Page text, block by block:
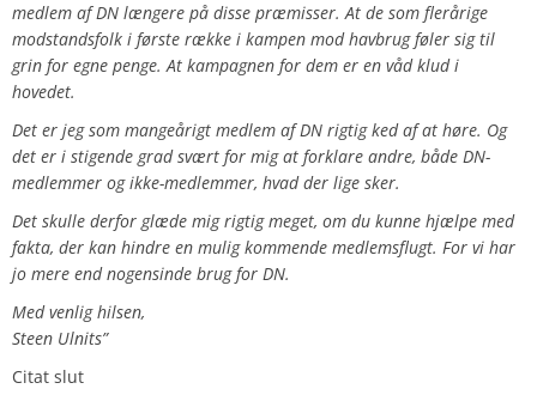
medlem af DN længere på disse præmisser. At de som flerårige
modstandsfolk i første række i kampen mod havbrug føler sig til
grin for egne penge. At kampagnen for dem er en våd klud i
hovedet.
Det er jeg som mangeårigt medlem af DN rigtig ked af at høre. Og
det er i stigende grad svært for mig at forklare andre, både DN-
medlemmer og ikke-medlemmer, hvad der lige sker.
Det skulle derfor glæde mig rigtig meget, om du kunne hjælpe med
fakta, der kan hindre en mulig kommende medlemsflugt. For vi har
jo mere end nogensinde brug for DN.
Med venlig hilsen,
Steen Ulnits”
Citat slut